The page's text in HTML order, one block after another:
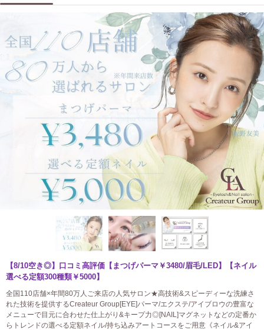
【8/10空き◎】口コミ高評価【まつげパーマ￥3480/眉毛/LED】【ネイル
選べる定額300種類￥5000】
全国110店舗×年間80万人ご来店の人気サロン★高技術&スピーディーな洗練さ
れた技術を提供するCreateur Group[EYE]パーマ/エクステ/アイブロウの豊富な
メニューで目元に合わせた仕上がり&キープ力◎[NAIL]マグネットなどの定番か
らトレンドの選べる定額ネイル/持ち込みアートコースをご用意《ネイル&アイ